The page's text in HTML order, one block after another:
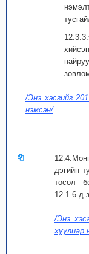
/Энэ хэсгийг
нэмсэн/
дэгийн
төсөл
12.1.6-д
/Энэ
хуулиар